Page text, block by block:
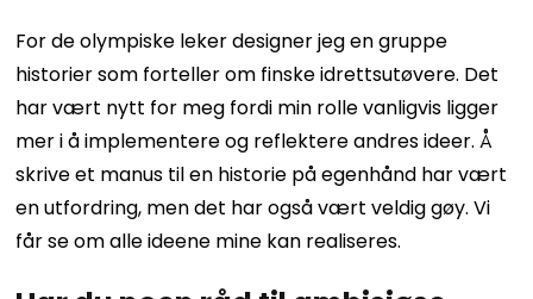
For de olympiske leker designer jeg en gruppe
historier som forteller om finske idrettsutøvere. Det
har vært nytt for meg fordi min rolle vanligvis ligger
mer i å implementere og reflektere andres ideer. Å
skrive et manus til en historie på egenhånd har vært
en utfordring, men det har også vært veldig gøy. Vi
får se om alle ideene mine kan realiseres.